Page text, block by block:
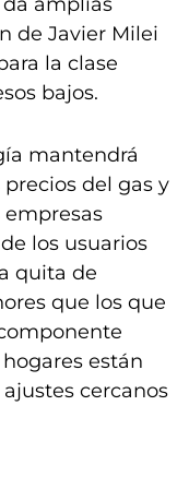
de Javier Milei
la clase
bajos.
mantendrá
del gas y
los usuarios
quita de
que los que
están
cercanos